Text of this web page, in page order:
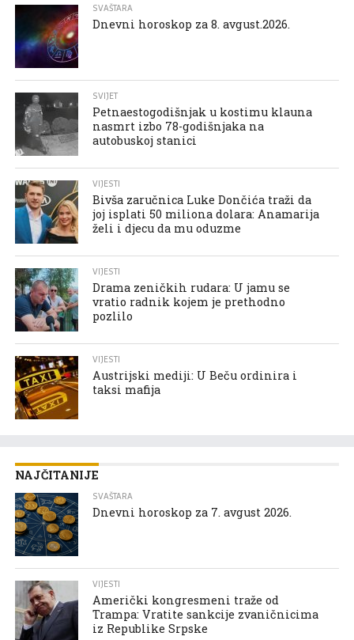
SVAŠTARA
Dnevni horoskop za 8. avgust.2026.
SVIJET
Petnaestogodišnjak u kostimu klauna
nasmrt izbo 78-godišnjaka na
autobuskoj stanici
VIJESTI
Bivša zaručnica Luke Dončića traži da
joj isplati 50 miliona dolara: Anamarija
želi i djecu da mu oduzme
VIJESTI
Drama zeničkih rudara: U jamu se
vratio radnik kojem je prethodno
pozlilo
VIJESTI
Austrijski mediji: U Beču ordinira i
taksi mafija
NAJČITANIJE
SVAŠTARA
Dnevni horoskop za 7. avgust 2026.
VIJESTI
Američki kongresmeni traže od
Trampa: Vratite sankcije zvaničnicima
iz Republike Srpske